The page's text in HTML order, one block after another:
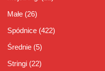
Małe (26)
Spódnice (422)
Średnie (5)
Stringi (22)